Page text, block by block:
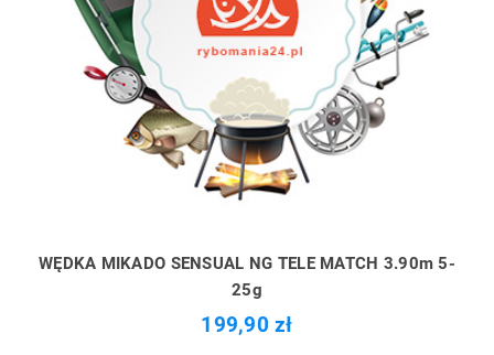
WĘDKA MIKADO SENSUAL NG TELE MATCH 3.90m 5-
25g
199,90 zł